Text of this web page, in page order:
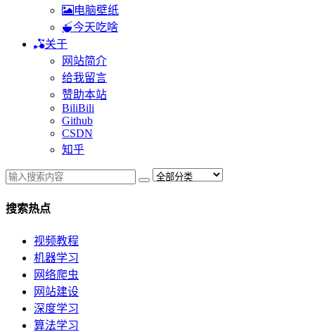
电脑壁纸
今天吃啥
关于
网站简介
给我留言
赞助本站
BiliBili
Github
CSDN
知乎
搜索热点
视频教程
机器学习
网络爬虫
网站建设
深度学习
算法学习